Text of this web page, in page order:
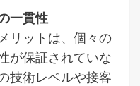
一貫性
リットは、個々の
が保証されていな
技術レベルや接客